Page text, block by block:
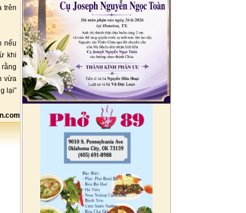
trên
nếu
khi
vừa
lại”